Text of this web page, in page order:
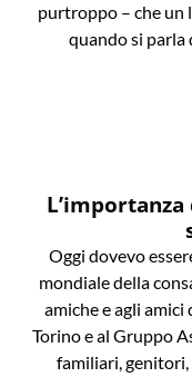
purtroppo – che un
quando si
Oggi dovevo
mondiale della
amiche e agli
Torino e al Gruppo
familiari, genitori,